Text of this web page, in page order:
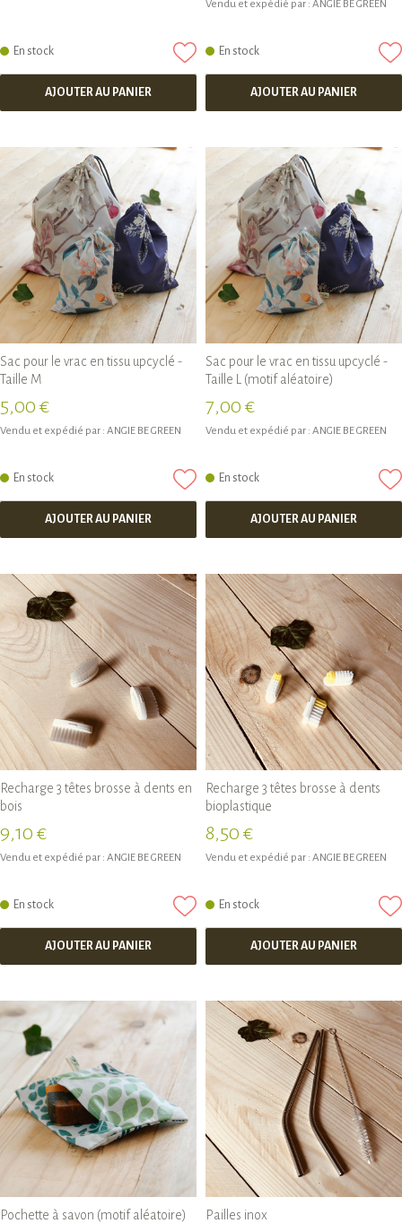
En stock
AJOUTER AU PANIER
Vendu et expédié par : ANGIE BE GREEN
En stock
AJOUTER AU PANIER
Sac pour le vrac en tissu upcyclé -
Taille M
5,00 €
Vendu et expédié par : ANGIE BE GREEN
En stock
AJOUTER AU PANIER
Sac pour le vrac en tissu upcyclé -
Taille L (motif aléatoire)
7,00 €
Vendu et expédié par : ANGIE BE GREEN
En stock
AJOUTER AU PANIER
Recharge 3 têtes brosse à dents en
bois
9,10 €
Vendu et expédié par : ANGIE BE GREEN
En stock
AJOUTER AU PANIER
Recharge 3 têtes brosse à dents
bioplastique
8,50 €
Vendu et expédié par : ANGIE BE GREEN
En stock
AJOUTER AU PANIER
Pochette à savon (motif aléatoire) Pailles inox